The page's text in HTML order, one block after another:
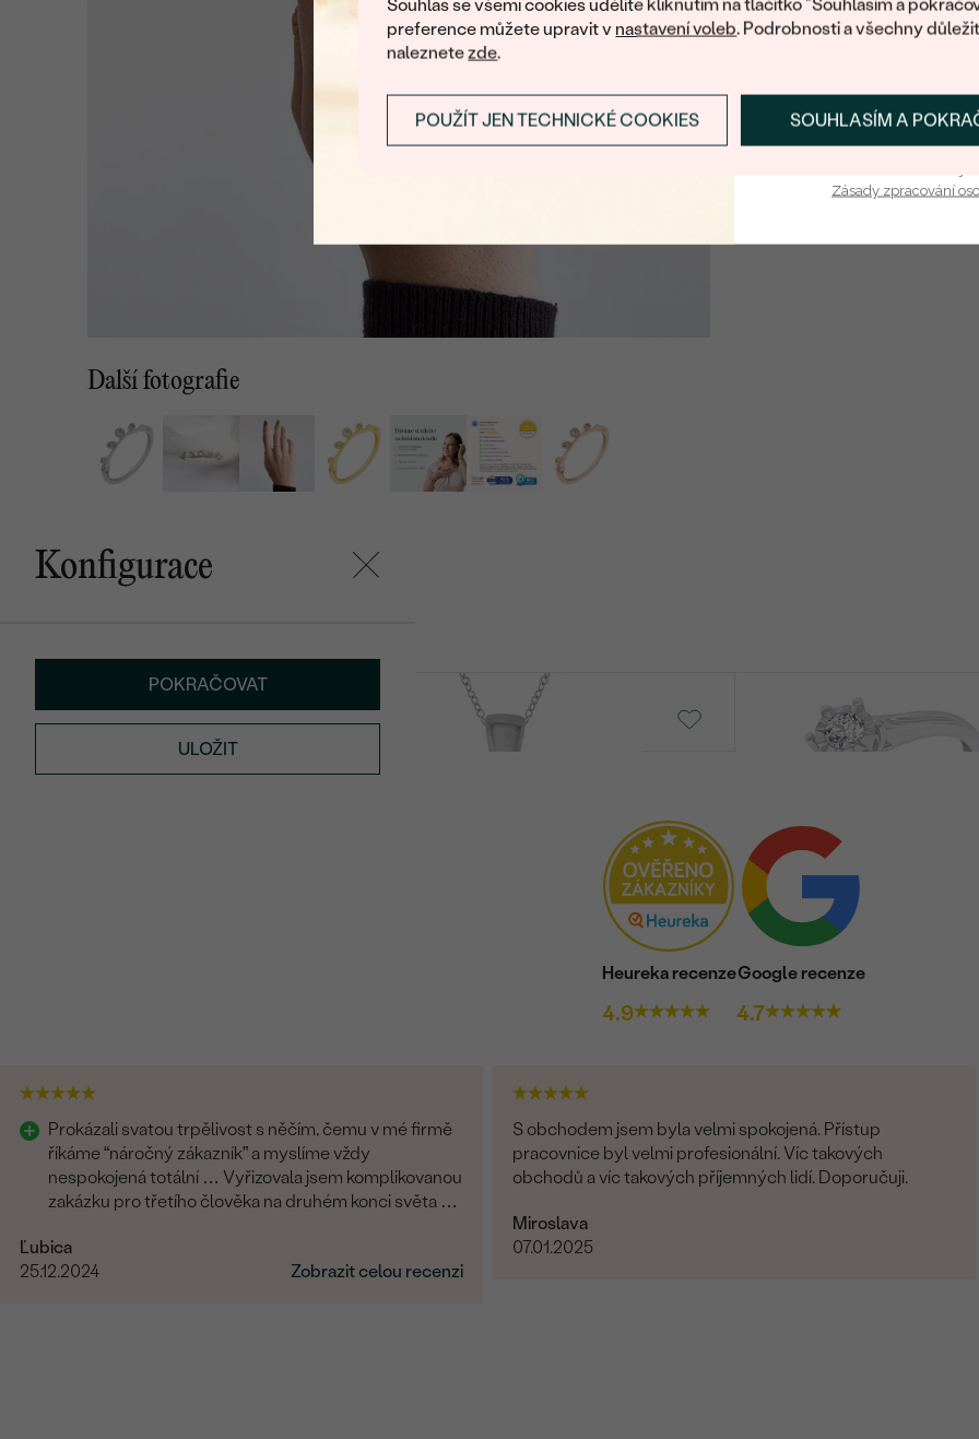
Souhlas se všemi cookies udělíte kliknutím na tlačítko "Souhlasím a
preference můžete upravit v nastavení voleb. Podrobnosti a všechny
naleznetezde.
SOUHLASÍM A
POUŽÍT JEN TECHNICKÉ COOKIES
Další fotografie
ČISTOTA:
TVAR:
PŮVOD:
Postranní drahokamy
Konfigurace
POKRAČOVAT
ULOŽIT
2 990 Kč SKLADEM od 13 690 Kč od 23 190 Kč
Heureka recenze
4.9
Google recenze
4.7
Prokázali svatou trpělivost s něčím, čemu v mé firmě
říkáme “náročný zákazník” a myslíme vždy
nespokojená totální … Vyřizovala jsem komplikovanou
zakázku pro třetího člověka na druhém konci světa a
Ľubica
25.12.2024
Zobrazit celou recenzi
S obchodem jsem byla velmi spokojená. Přístup
pracovnice byl velmi profesionální. Víc takových
obchodů a víc takových příjemných lidí. Doporučuji.
Miroslava
07.01.2025
PŘIHLÁSIT SE A
Zásady zpracování